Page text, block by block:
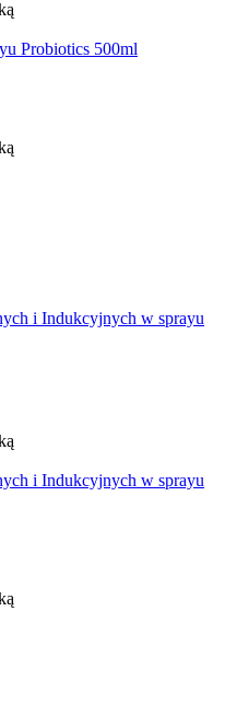
Probiotics 500ml
i Indukcyjnych w sprayu
i Indukcyjnych w sprayu